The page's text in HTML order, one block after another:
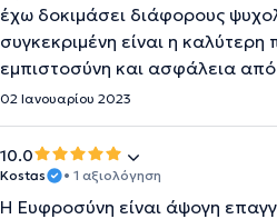
έχω δοκιμάσει διάφορους
συγκεκριμένη είναι η
εμπιστοσύνη και ασφάλεια από
02 Ιανουαρίου 2023
10.0
Kostas • 1 αξιολόγηση
Η Ευφροσύνη είναι άψογη